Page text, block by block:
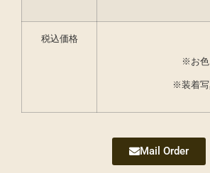
税込価格
※お色
※装着写
Mail Order